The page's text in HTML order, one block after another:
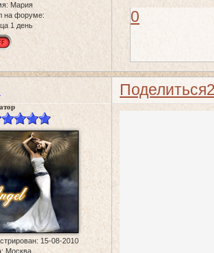
Мария
на форуме:
1 день
0
Поделиться
: 15-08-2010
Москва